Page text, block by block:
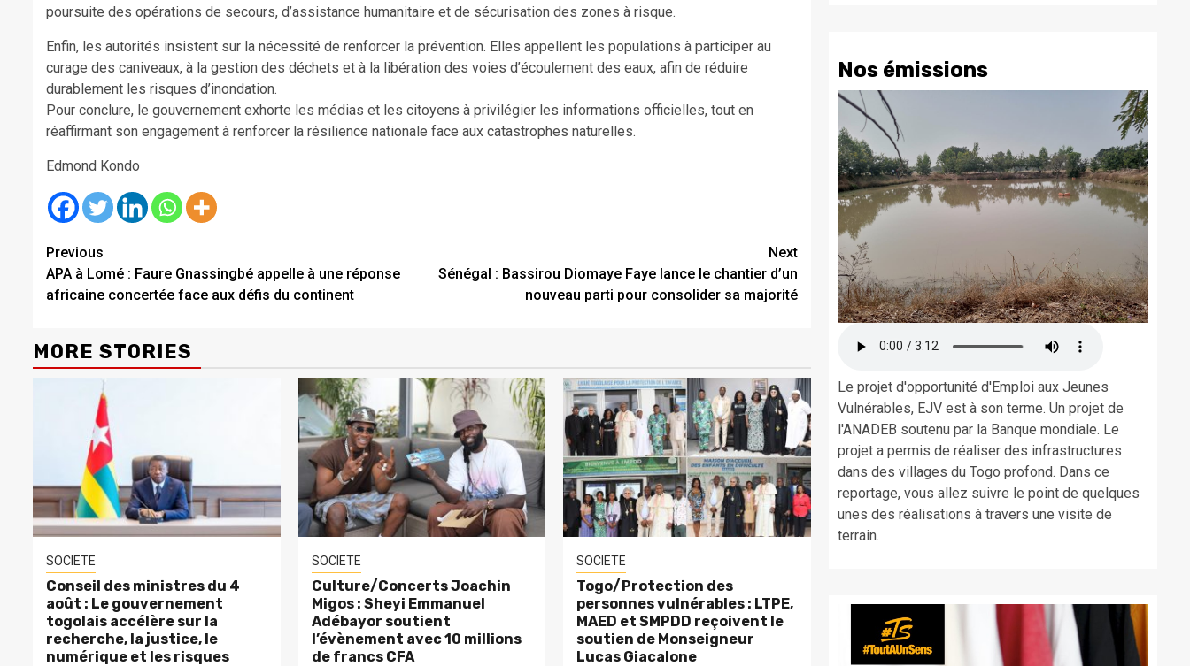
poursuite des opérations de secours, d’assistance humanitaire et de sécurisation des zones à risque.
Enfin, les autorités insistent sur la nécessité de renforcer la prévention. Elles appellent les populations à participer au
curage des caniveaux, à la gestion des déchets et à la libération des voies d’écoulement des eaux, afin de réduire
durablement les risques d’inondation.
Pour conclure, le gouvernement exhorte les médias et les citoyens à privilégier les informations officielles, tout en
réaffirmant son engagement à renforcer la résilience nationale face aux catastrophes naturelles.
Edmond Kondo
Continue
Reading
Previous
APA à Lomé : Faure Gnassingbé appelle à une réponse
africaine concertée face aux défis du continent
Next
Sénégal : Bassirou Diomaye Faye lance le chantier d’un
nouveau parti pour consolider sa majorité
MORE STORIES
SOCIETE
Conseil des ministres du 4
août : Le gouvernement
togolais accélère sur la
recherche, la justice, le
numérique et les risques
SOCIETE
Culture/Concerts Joachin
Migos : Sheyi Emmanuel
Adébayor soutient
l’évènement avec 10 millions
de francs CFA
SOCIETE
Togo/Protection des
personnes vulnérables : LTPE,
MAED et SMPDD reçoivent le
soutien de Monseigneur
Lucas Giacalone
Nos émissions
Le projet d'opportunité d'Emploi aux Jeunes
Vulnérables, EJV est à son terme. Un projet de
l'ANADEB soutenu par la Banque mondiale. Le
projet a permis de réaliser des infrastructures
dans des villages du Togo profond. Dans ce
reportage, vous allez suivre le point de quelques
unes des réalisations à travers une visite de
terrain.